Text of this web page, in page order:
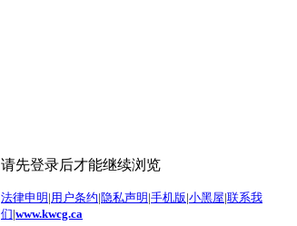
请先登录后才能继续浏览
法律申明 |用户条约|隐私声明 |手机版|小黑屋|联系我
们|www.kwcg.ca